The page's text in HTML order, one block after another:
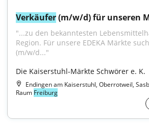
Verkäufer (m/w/d) für unseren
"...zu den bekanntesten
Region. Für unsere EDEKA Märkte
(m/w/d..."
Die Kaiserstuhl-Märkte Schwörer e. K.
Endingen am Kaiserstuhl, Oberrotweil,
Raum Freiburg